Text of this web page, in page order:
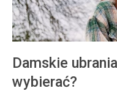
Damskie
wybierać?